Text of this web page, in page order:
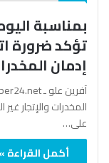
بمناسبة
تؤكد ضرورة
إدمان
المخدرات والإتجار
على…
أكمل القراءة »